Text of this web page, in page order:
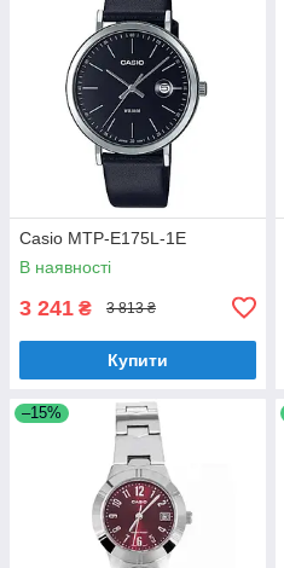
Casio MTP-E175L-1E
В наявності
3 241 ₴ 3 813 ₴
Купити
–15%